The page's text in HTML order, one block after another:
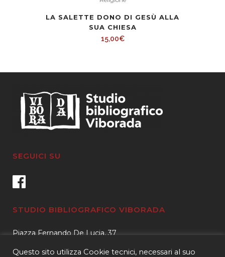
LA SALETTE DONO DI GESÙ ALLA
SUA CHIESA
15,00€
SEGUICI SU
STUDIO BIBLIOGRAFICO VIBORADA
Piazza Fernando De Lucia, 37
Questo sito utilizza Cookie tecnici, necessari al suo